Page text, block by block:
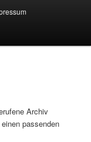
und
Archiv
passenden